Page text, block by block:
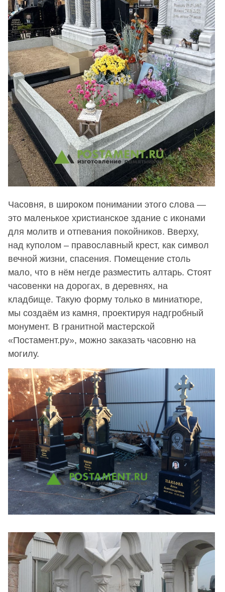
Часовня, в широком понимании этого слова —
это маленькое христианское здание с иконами
для молитв и отпевания покойников. Вверху,
над куполом – православный крест, как символ
вечной жизни, спасения. Помещение столь
мало, что в нём негде разместить алтарь. Стоят
часовенки на дорогах, в деревнях, на
кладбище. Такую форму только в миниатюре,
мы создаём из камня, проектируя надгробный
монумент. В гранитной мастерской
«Постамент.ру», можно заказать часовню на
могилу.